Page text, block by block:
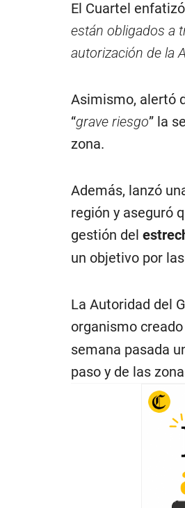
El Cuartel
están obligados a
autorización de la
Asimismo, alertó
“grave riesgo” la
zona.
Además, lanzó
región y aseguró
gestión del
un objetivo por
La Autoridad del
organismo
semana pasada
paso y de las